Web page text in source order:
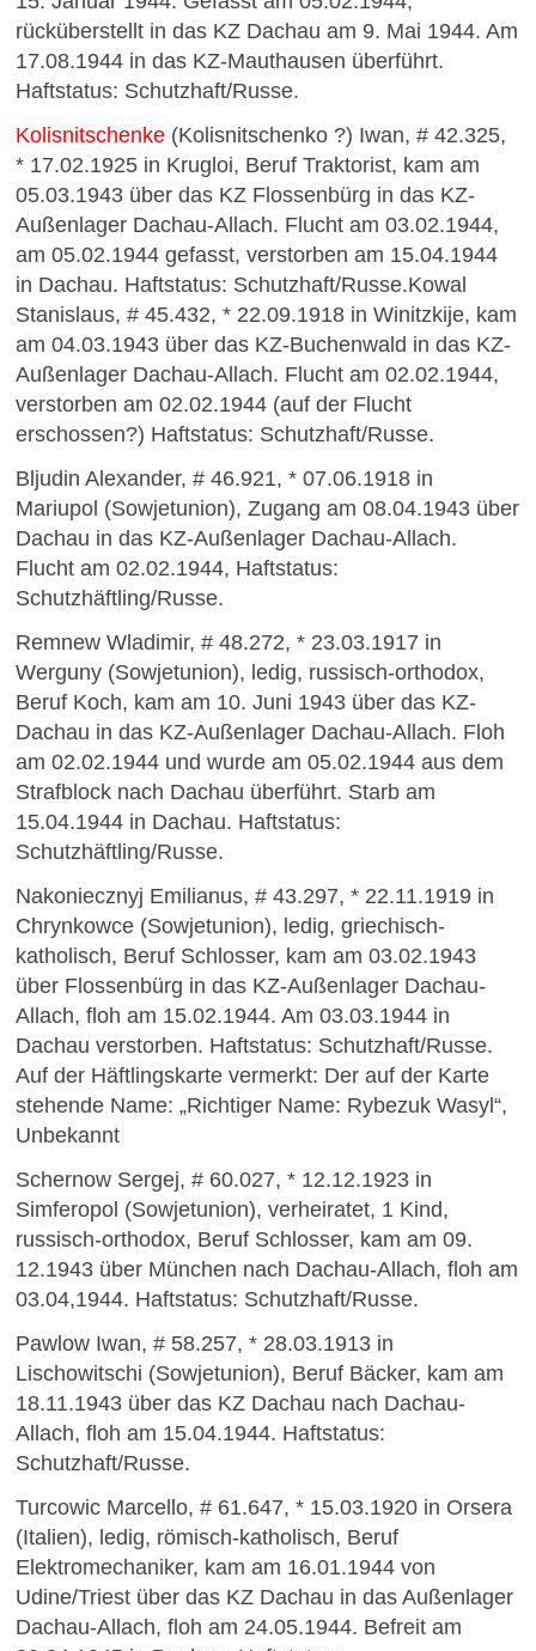
rücküberstellt in das KZ Dachau am 9. Mai 1944. Am
17.08.1944 in das KZ-Mauthausen überführt.
Haftstatus: Schutzhaft/Russe.
Kolisnitschenke (Kolisnitschenko ?) Iwan, # 42.325,
* 17.02.1925 in Krugloi, Beruf Traktorist, kam am
05.03.1943 über das KZ Flossenbürg in das KZ-
Außenlager Dachau-Allach. Flucht am 03.02.1944,
am 05.02.1944 gefasst, verstorben am 15.04.1944
in Dachau. Haftstatus: Schutzhaft/Russe.Kowal
Stanislaus, # 45.432, * 22.09.1918 in Winitzkije, kam
am 04.03.1943 über das KZ-Buchenwald in das KZ-
Außenlager Dachau-Allach. Flucht am 02.02.1944,
verstorben am 02.02.1944 (auf der Flucht
erschossen?) Haftstatus: Schutzhaft/Russe.
Bljudin Alexander, # 46.921, * 07.06.1918 in
Mariupol (Sowjetunion), Zugang am 08.04.1943 über
Dachau in das KZ-Außenlager Dachau-Allach.
Flucht am 02.02.1944, Haftstatus:
Schutzhäftling/Russe.
Remnew Wladimir, # 48.272, * 23.03.1917 in
Werguny (Sowjetunion), ledig, russisch-orthodox,
Beruf Koch, kam am 10. Juni 1943 über das KZ-
Dachau in das KZ-Außenlager Dachau-Allach. Floh
am 02.02.1944 und wurde am 05.02.1944 aus dem
Strafblock nach Dachau überführt. Starb am
15.04.1944 in Dachau. Haftstatus:
Schutzhäftling/Russe.
Nakoniecznyj Emilianus, # 43.297, * 22.11.1919 in
Chrynkowce (Sowjetunion), ledig, griechisch-
katholisch, Beruf Schlosser, kam am 03.02.1943
über Flossenbürg in das KZ-Außenlager Dachau-
Allach, floh am 15.02.1944. Am 03.03.1944 in
Dachau verstorben. Haftstatus: Schutzhaft/Russe.
Auf der Häftlingskarte vermerkt: Der auf der Karte
stehende Name: „Richtiger Name: Rybezuk Wasyl“,
Unbekannt
Schernow Sergej, # 60.027, * 12.12.1923 in
Simferopol (Sowjetunion), verheiratet, 1 Kind,
russisch-orthodox, Beruf Schlosser, kam am 09.
12.1943 über München nach Dachau-Allach, floh am
03.04,1944. Haftstatus: Schutzhaft/Russe.
Pawlow Iwan, # 58.257, * 28.03.1913 in
Lischowitschi (Sowjetunion), Beruf Bäcker, kam am
18.11.1943 über das KZ Dachau nach Dachau-
Allach, floh am 15.04.1944. Haftstatus:
Schutzhaft/Russe.
Turcowic Marcello, # 61.647, * 15.03.1920 in Orsera
(Italien), ledig, römisch-katholisch, Beruf
Elektromechaniker, kam am 16.01.1944 von
Udine/Triest über das KZ Dachau in das Außenlager
Dachau-Allach, floh am 24.05.1944. Befreit am